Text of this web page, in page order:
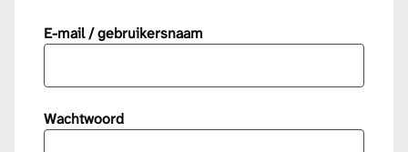
E-mail / gebruikersnaam
Wachtwoord